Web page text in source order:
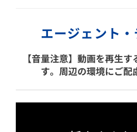
エージェント
【音量注意】動画を再生
す。周辺の環境にご配